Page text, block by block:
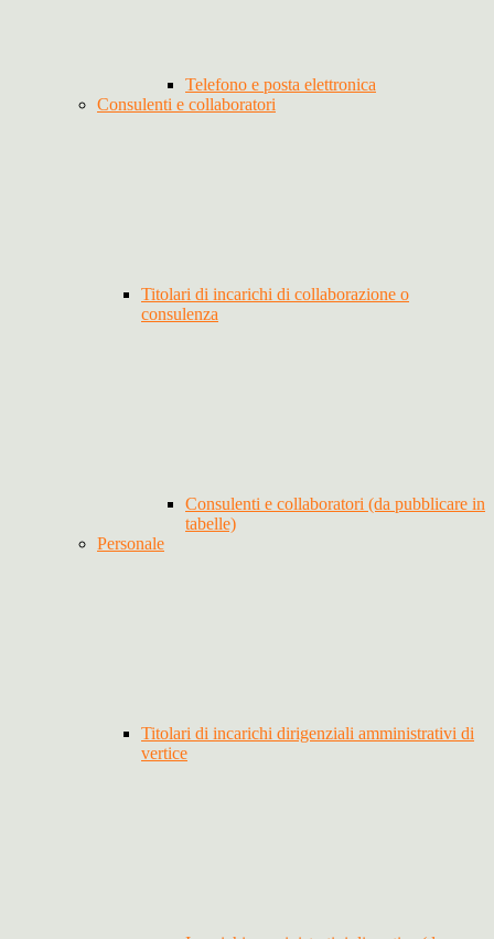
Telefono e posta elettronica
Consulenti e collaboratori
Titolari di incarichi di collaborazione o
consulenza
Consulenti e collaboratori (da pubblicare in
tabelle)
Personale
Titolari di incarichi dirigenziali amministrativi di
vertice